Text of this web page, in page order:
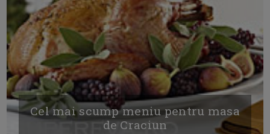
Cel mai scump meniu pentru masa
de Craciun